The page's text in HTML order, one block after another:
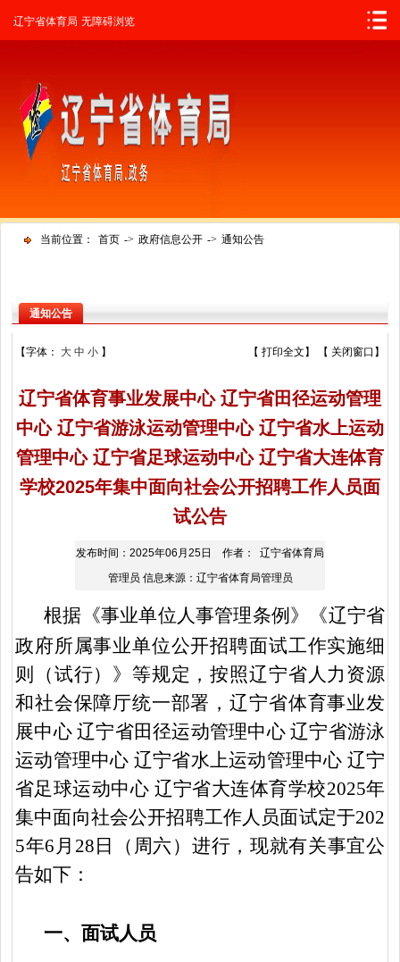
辽宁省人民政府
辽宁省体育局 无障碍浏览
当前位置： 首页 -> 政府信息公开 -> 通知公告
通知公告
【字体： 大 中 小 】 【 打印全文 】 【 关闭窗口 】
辽宁省体育事业发展中心 辽宁省田径运动管理
中心 辽宁省游泳运动管理中心 辽宁省水上运动
管理中心 辽宁省足球运动中心 辽宁省大连体育
学校2025年集中面向社会公开招聘工作人员面
试公告
发布时间：2025年06月25日 作者： 辽宁省体育局
管理员 信息来源：辽宁省体育局管理员
根据《事业单位人事管理条例》《辽宁省
政府所属事业单位公开招聘面试工作实施细
则（试行）》等规定，按照辽宁省人力资源
和社会保障厅统一部署，辽宁省体育事业发
展中心 辽宁省田径运动管理中心 辽宁省游泳
运动管理中心 辽宁省水上运动管理中心 辽宁
省足球运动中心 辽宁省大连体育学校2025年
集中面向社会公开招聘工作人员面试定于202
5年6月28日（周六）进行，现就有关事宜公
告如下：
一、面试人员